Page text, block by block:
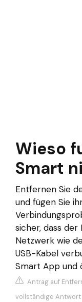
Wieso
Smart
Entfernen Sie
und fügen Sie
sicher, dass
Netzwerk wie
USB-Kabel
Smart App und
Antrag auf
vollständige Antwort